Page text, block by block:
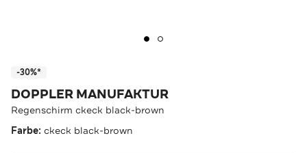
-30%*
DOPPLER MANUFAKTUR
Regenschirm ckeck black-brown
Farbe: ckeck black-brown